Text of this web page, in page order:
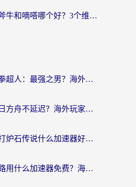
海外党必看：斧牛和嘀嗒哪个好？3个维度教你选对回国加速器
印度怎么玩一拳超人：最强之男？海外党国服游戏加速避坑指南
国外怎么玩明日方舟不延迟？海外玩家国服游戏加速终极指南（附DNF梦幻诛仙解决方案）
海外党别愁！打炉石传说什么加速器好用？3个实用技巧解决国服游戏卡顿
国外玩流放之路用什么加速器免费？海外党亲测有效的国服游戏加速指南